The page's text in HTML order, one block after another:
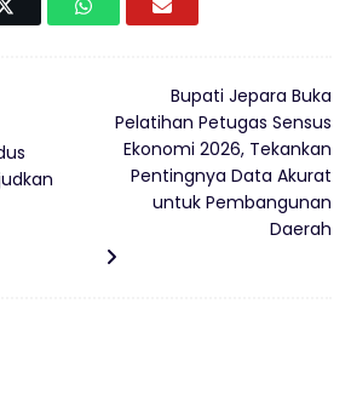
Bupati Jepara Buka
Pelatihan Petugas Sensus
Ekonomi 2026, Tekankan
Pentingnya Data Akurat
untuk Pembangunan
Daerah